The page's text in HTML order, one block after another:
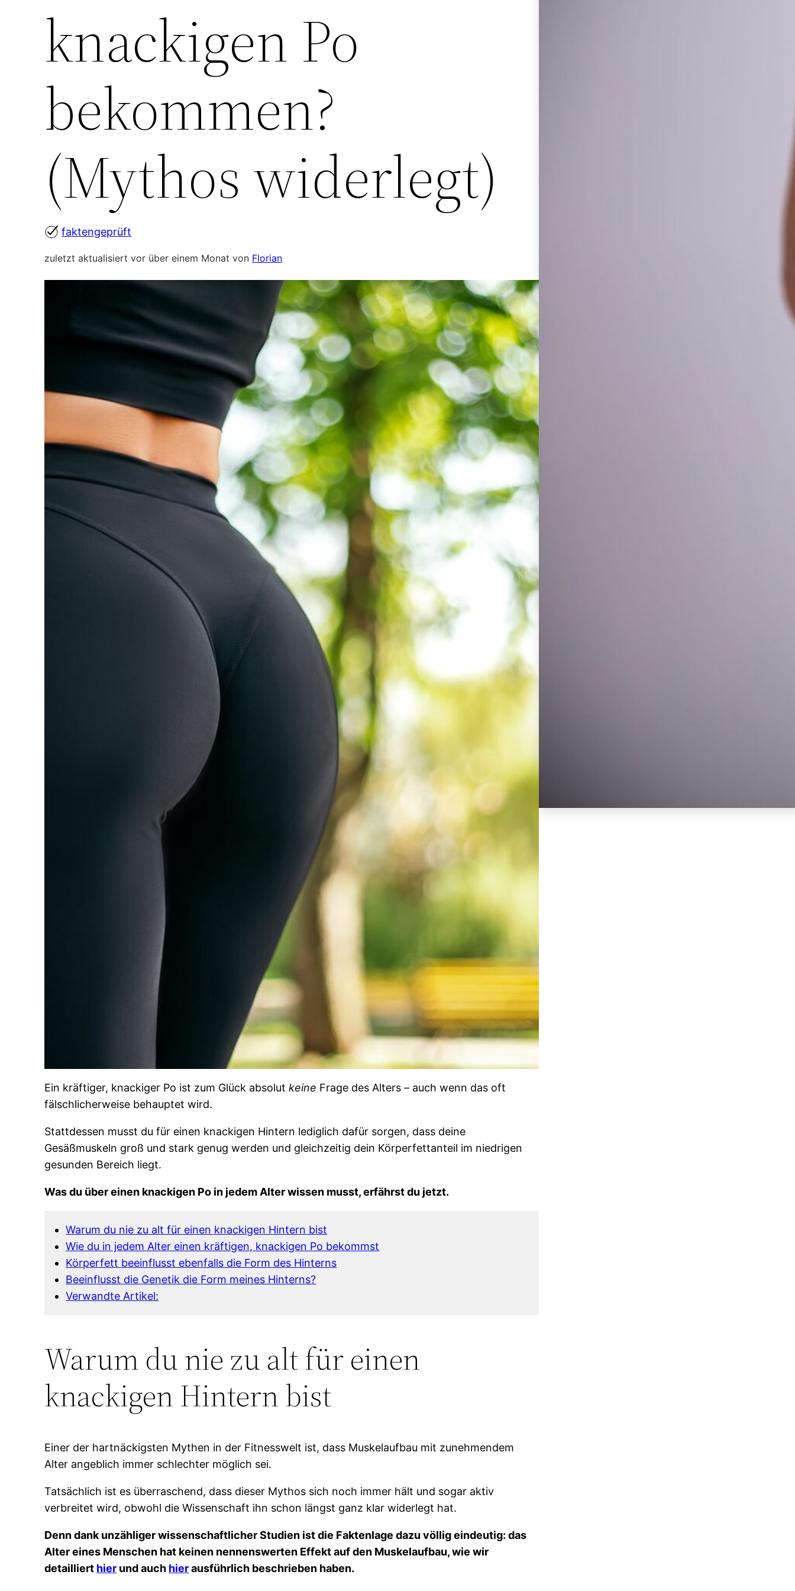
knackigen Po
bekommen?
(Mythos widerlegt)
faktengeprüft
zuletzt aktualisiert vor über einem Monat von Florian
Ein kräftiger, knackiger Po ist zum Glück absolutkeine Frage des Alters – auch wenn das oft
fälschlicherweise behauptet wird.
Stattdessen musst du für einen knackigen Hintern lediglich dafür sorgen, dass deine
Gesäßmuskeln groß und stark genug werden und gleichzeitig dein Körperfettanteil im niedrigen
gesunden Bereich liegt.
Was du über einen knackigen Po in jedem Alter wissen musst, erfährst du jetzt.
Warum du nie zu alt für einen knackigen Hintern bist
Wie du in jedem Alter einen kräftigen, knackigen Po bekommst
Körperfett beeinflusst ebenfalls die Form des Hinterns
Beeinflusst die Genetik die Form meines Hinterns?
Verwandte Artikel:
Warum du nie zu alt für einen
knackigen Hintern bist
Einer der hartnäckigsten Mythen in der Fitnesswelt ist, dass Muskelaufbau mit zunehmendem
Alter angeblich immer schlechter möglich sei.
Tatsächlich ist es überraschend, dass dieser Mythos sich noch immer hält und sogar aktiv
verbreitet wird, obwohl die Wissenschaft ihn schon längst ganz klar widerlegt hat.
Denn dank unzähliger wissenschaftlicher Studien ist die Faktenlage dazu völlig eindeutig: das
Alter eines Menschen hat keinen nennenswerten Effekt auf den Muskelaufbau, wie wir
detailliert hier und auch hierausführlich beschrieben haben.